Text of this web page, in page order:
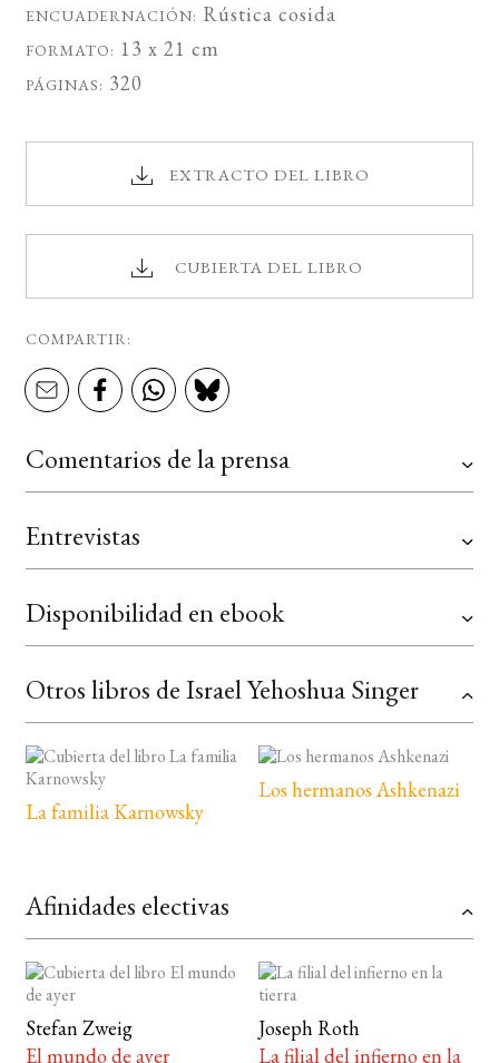
ENCUADERNACIÓN: Rústica cosida
FORMATO: 13 x 21 cm
PÁGINAS: 320
EXTRACTO DEL LIBRO
CUBIERTA DEL LIBRO
COMPARTIR:
Comentarios de la prensa
Entrevistas
Disponibilidad en ebook
Otros libros de Israel Yehoshua Singer
La familia Karnowsky
Los hermanos Ashkenazi
Afinidades electivas
Stefan Zweig
El mundo de ayer
Joseph Roth
La filial del infierno en la